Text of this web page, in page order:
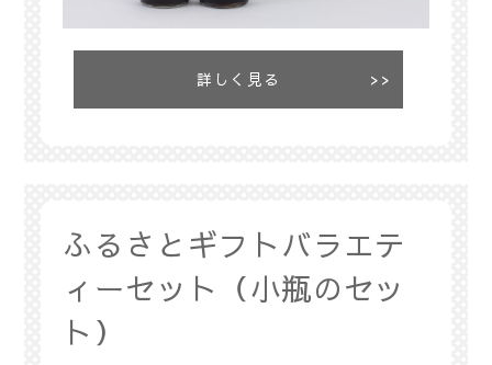
詳しく見る
ふるさとギフトバラエテ
ィーセット（小瓶のセッ
ト）